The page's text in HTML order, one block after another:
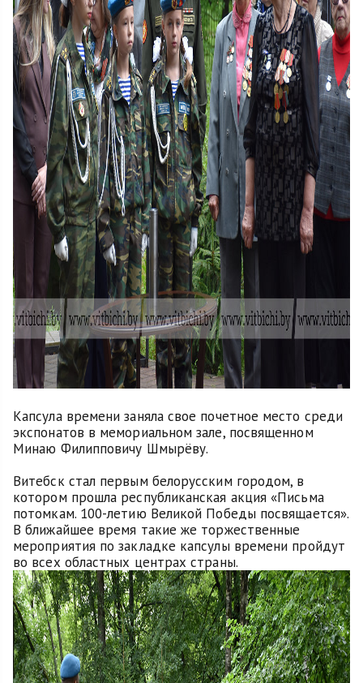
Капсула времени заняла свое почетное место среди
экспонатов в мемориальном зале, посвященном
Минаю Филипповичу Шмырёву.
Витебск стал первым белорусским городом, в
котором прошла республиканская акция «Письма
потомкам. 100-летию Великой Победы посвящается».
В ближайшее время такие же торжественные
мероприятия по закладке капсулы времени пройдут
во всех областных центрах страны.